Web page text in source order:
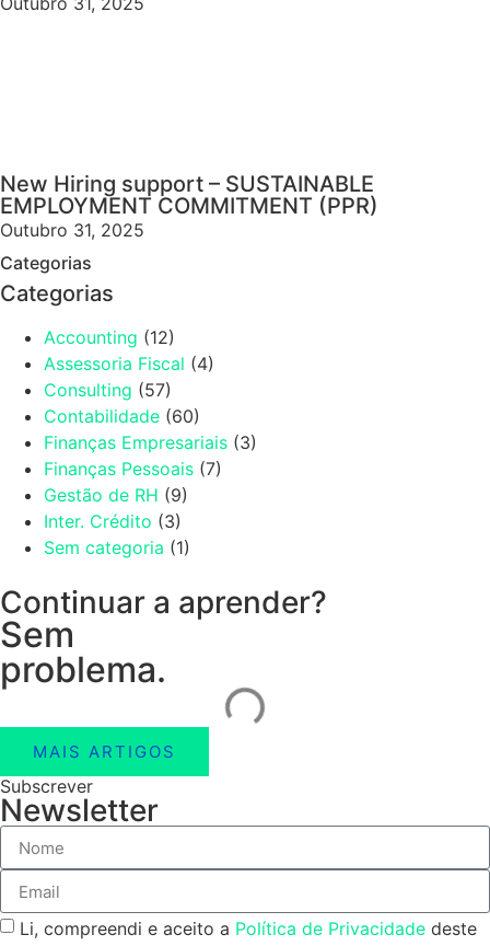
New Hiring support – SUSTAINABLE
EMPLOYMENT COMMITMENT (PPR)
Outubro 31, 2025
Categorias
Categorias
Accounting (12)
Assessoria Fiscal (4)
Consulting (57)
Contabilidade (60)
Finanças Empresariais (3)
Finanças Pessoais (7)
Gestão de RH (9)
Inter. Crédito (3)
Sem categoria (1)
Continuar a aprender?
Sem
problema.
MAIS ARTIGOS
Subscrever
Newsletter
Li, compreendi e aceito a Política de Privacidade deste